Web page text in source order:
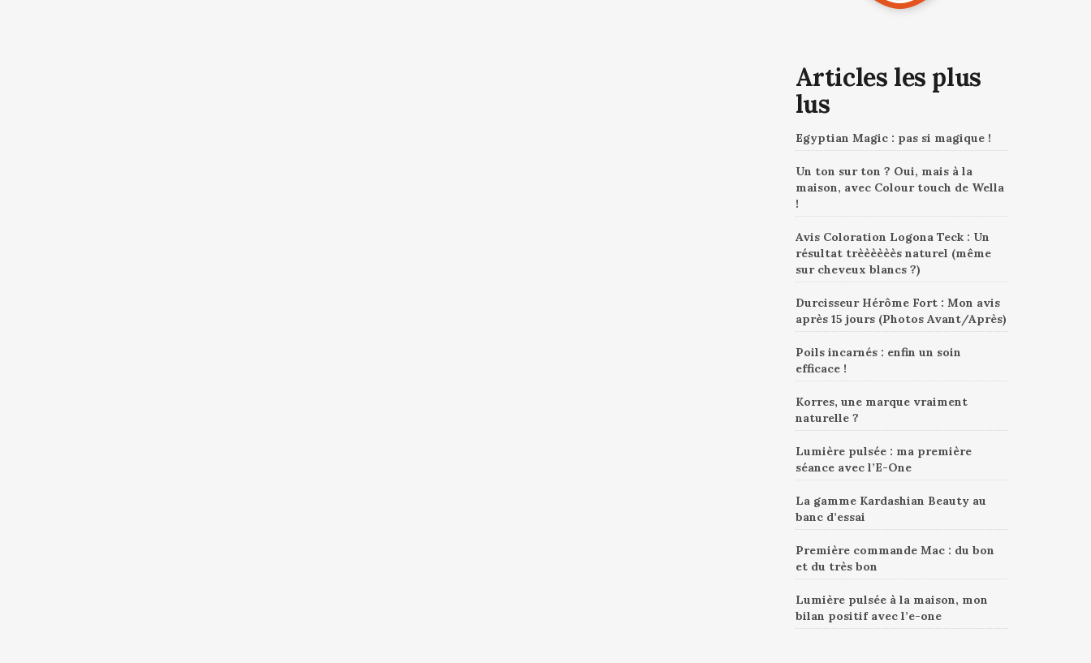
Articles les plus
lus
Egyptian Magic : pas si magique !
Un ton sur ton ? Oui, mais à la
maison, avec Colour touch de Wella
!
Avis Coloration Logona Teck : Un
résultat trèèèèèès naturel (même
sur cheveux blancs ?)
Durcisseur Hérôme Fort : Mon avis
après 15 jours (Photos Avant/Après)
Poils incarnés : enfin un soin
efficace !
Korres, une marque vraiment
naturelle ?
Lumière pulsée : ma première
séance avec l’E-One
La gamme Kardashian Beauty au
banc d’essai
Première commande Mac : du bon
et du très bon
Lumière pulsée à la maison, mon
bilan positif avec l’e-one